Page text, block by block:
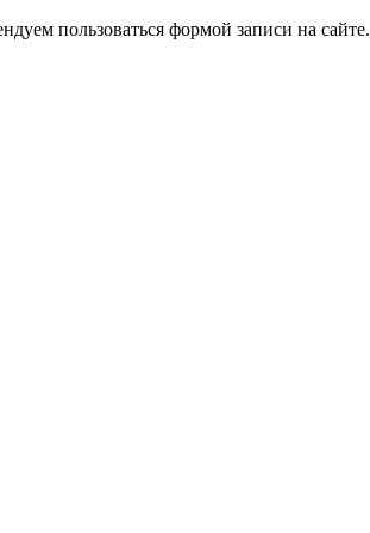
пользоваться формой записи на сайте.